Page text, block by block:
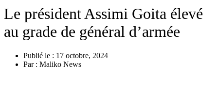
Le président Assimi Goita élevé
au grade de général d’armée
Publié le : 17 octobre, 2024
Par : Maliko News